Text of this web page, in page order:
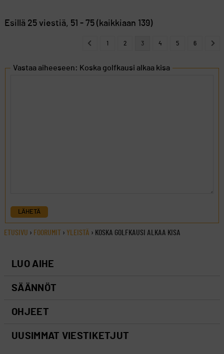
Esillä 25 viestiä, 51 - 75 (kaikkiaan 139)
1 2 3 4 5 6
Vastaa aiheeseen: Koska golfkausi alkaa kisa
LÄHETÄ
ETUSIVU › FOORUMIT › YLEISTÄ › KOSKA GOLFKAUSI ALKAA KISA
LUO AIHE
SÄÄNNÖT
OHJEET
UUSIMMAT VIESTIKETJUT